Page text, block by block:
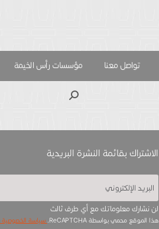
تواصل معنا مؤسسات رأس الخيمة
الاشتراك بقائمة النشرة البريدية
لن نشارك معلوماتك مع أي طرف ثالث
هذا الموقع محمي بواسطة ReCAPTCHA. سياسة الخصوصية